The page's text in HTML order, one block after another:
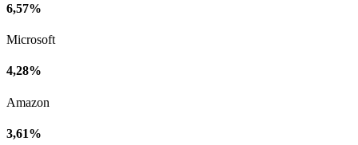
6,57%
Microsoft
4,28%
Amazon
3,61%